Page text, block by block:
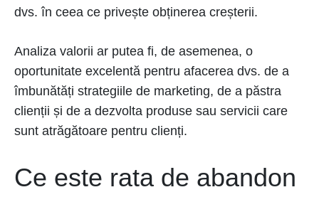
dvs. în ceea ce privește obținerea creșterii.
Analiza valorii ar putea fi, de asemenea, o
oportunitate excelentă pentru afacerea dvs. de a
îmbunătăți strategiile de marketing, de a păstra
clienții și de a dezvolta produse sau servicii care
sunt atrăgătoare pentru clienți.
Ce este rata de abandon